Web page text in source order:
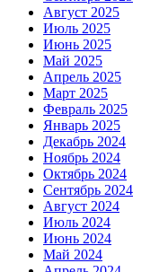
Август 2025
Июль 2025
Июнь 2025
Май 2025
Апрель 2025
Март 2025
Февраль 2025
Январь 2025
Декабрь 2024
Ноябрь 2024
Октябрь 2024
Сентябрь 2024
Август 2024
Июль 2024
Июнь 2024
Май 2024